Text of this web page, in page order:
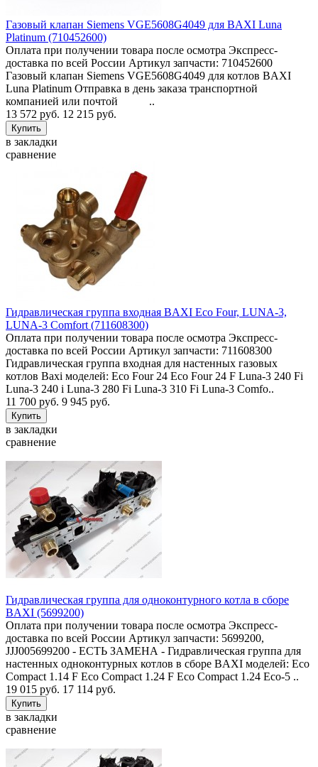
Газовый клапан Siemens VGE5608G4049 для BAXI Luna
Platinum (710452600)
Оплата при получении товара после осмотра Экспресс-
доставка по всей России Артикул запчасти: 710452600
Газовый клапан Siemens VGE5608G4049 для котлов BAXI
Luna Platinum Отправка в день заказа транспортной
компанией или почтой ..
13 572 руб. 12 215 руб.
в закладки
сравнение
Гидравлическая группа входная BAXI Eco Four, LUNA-3,
LUNA-3 Comfort (711608300)
Оплата при получении товара после осмотра Экспресс-
доставка по всей России Артикул запчасти: 711608300
Гидравлическая группа входная для настенных газовых
котлов Baxi моделей: Eco Four 24 Eco Four 24 F Luna-3 240 Fi
Luna-3 240 i Luna-3 280 Fi Luna-3 310 Fi Luna-3 Comfo..
11 700 руб. 9 945 руб.
в закладки
сравнение
Гидравлическая группа для одноконтурного котла в сборе
BAXI (5699200)
Оплата при получении товара после осмотра Экспресс-
доставка по всей России Артикул запчасти: 5699200,
JJJ005699200 - ЕСТЬ ЗАМЕНА - Гидравлическая группа для
настенных одноконтурных котлов в сборе BAXI моделей: Eco
Compact 1.14 F Eco Compact 1.24 F Eco Compact 1.24 Eco-5 ..
19 015 руб. 17 114 руб.
в закладки
сравнение